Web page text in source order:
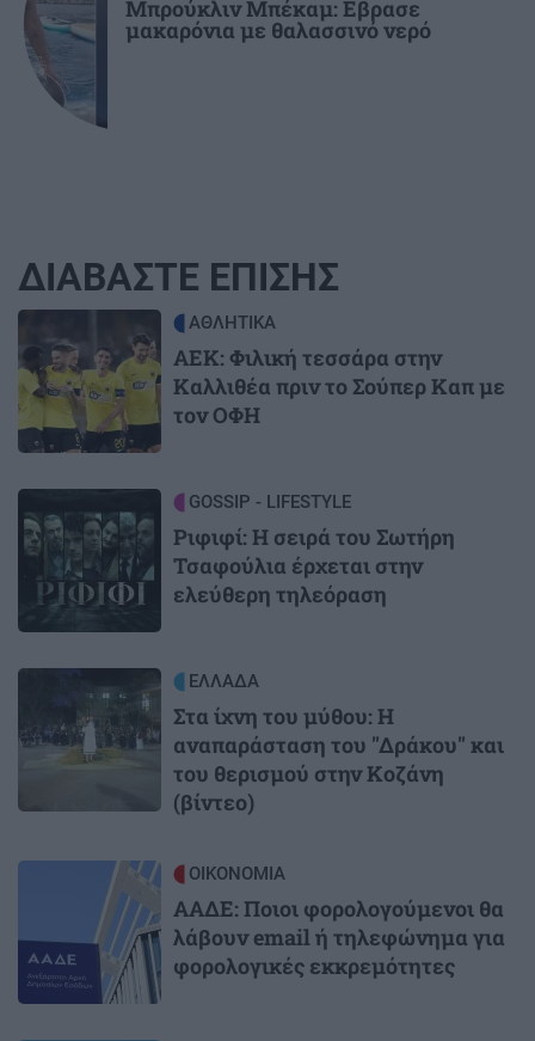
Μπρούκλιν Μπέκαμ: Εβρασε
μακαρόνια με θαλασσινό νερό
ΔΙΑΒΑΣΤΕ ΕΠΙΣΗΣ
ΑΘΛΗΤΙΚΑ
ΑΕΚ: Φιλική τεσσάρα στην
Καλλιθέα πριν το Σούπερ Καπ με
τον ΟΦΗ
GOSSIP - LIFESTYLE
Ριφιφί: Η σειρά του Σωτήρη
Τσαφούλια έρχεται στην
ελεύθερη τηλεόραση
ΕΛΛΑΔΑ
Στα ίχνη του μύθου: Η
αναπαράσταση του "Δράκου" και
του θερισμού στην Κοζάνη
(βίντεο)
ΟΙΚΟΝΟΜΙΑ
ΑΑΔΕ: Ποιοι φορολογούμενοι θα
λάβουν email ή τηλεφώνημα για
φορολογικές εκκρεμότητες